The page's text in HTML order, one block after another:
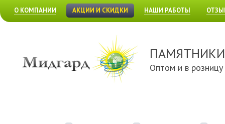
О КОМПАНИИ АКЦИИ И СКИДКИ НАШИ РАБОТЫ
ПАМЯТНИКИ
Оптом и в розницу